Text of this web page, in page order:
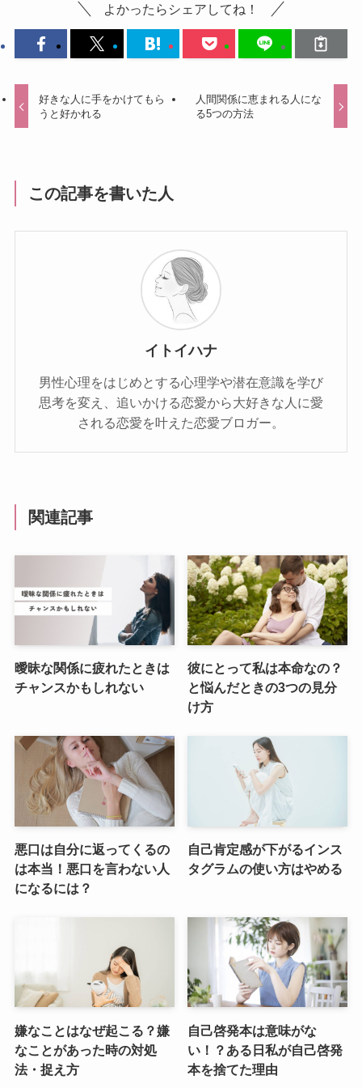
よかったらシェアしてね！
好きな人に手をかけてもら
うと好かれる
人間関係に恵まれる人にな
る5つの方法
この記事を書いた人
イトイハナ
男性心理をはじめとする心理学や潜在意識を学び
思考を変え、追いかける恋愛から大好きな人に愛
される恋愛を叶えた恋愛ブロガー。
関連記事
曖昧な関係に疲れたときは
チャンスかもしれない
彼にとって私は本命なの？
と悩んだときの3つの見分
け方
悪口は自分に返ってくるの
は本当！悪口を言わない人
になるには？
自己肯定感が下がるインス
タグラムの使い方はやめる
嫌なことはなぜ起こる？嫌
なことがあった時の対処
法・捉え方
自己啓発本は意味がな
い！？ある日私が自己啓発
本を捨てた理由